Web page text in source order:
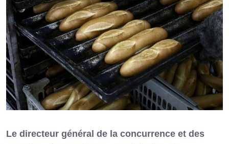
Le directeur général de la concurrence et des